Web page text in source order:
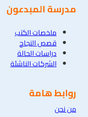
مدرسة المبدعون
ملخصات الكتب
قصص النجاح
دراسات الحالة
الشركات الناشئة
روابط هامة
من نحن